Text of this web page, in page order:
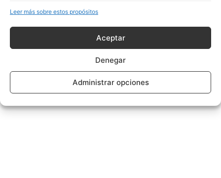
Leer más sobre estos propósitos
Aceptar
Denegar
Administrar opciones